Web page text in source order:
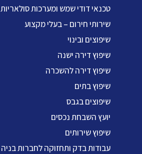
טכנאי דודי שמש ומערכות סולאריות
שירותי חירום – בעלי מקצוע
שיפוצים ובינוי
שיפוץ דירה ישנה
שיפוץ דירה להשכרה
שיפוץ בתים
שיפוצים בגבס
יועץ השבחת נכסים
שיפוץ שירותים
עבודות בדק ותחזוקה לחברות בניה